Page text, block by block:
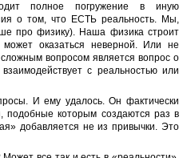
полное погружение в иную
о том, что ЕСТЬ реальность. Мы,
про физику). Наша физика строит
оказаться неверной. Или не
вопросом является вопрос о
с реальностью или
И ему удалось. Он фактически
подобные которым создаются раз в
добавляется не из привычки. Это